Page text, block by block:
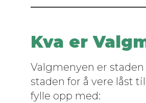
Kva er
Val­gmenyen er
staden for å vere låst
fylle opp med: